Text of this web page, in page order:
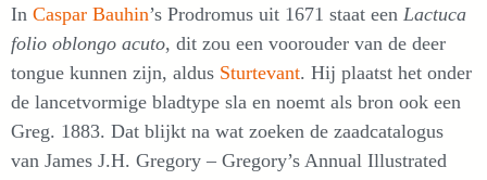
In Caspar Bauhin’s Prodromus uit 1671 staat een Lactuca
folio oblongo acuto, dit zou een voorouder van de deer
tongue kunnen zijn, aldus Sturtevant. Hij plaatst het onder
de lancetvormige bladtype sla en noemt als bron ook een
Greg. 1883. Dat blijkt na wat zoeken de zaadcatalogus
van James J.H. Gregory – Gregory’s Annual Illustrated